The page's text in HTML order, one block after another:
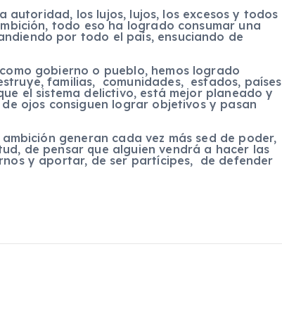
autoridad, los lujos, lujos, los excesos y todos
todo eso ha logrado consumar una
por todo el país, ensuciando de
gobierno o pueblo, hemos logrado
familias, comunidades, estados, países
el sistema delictivo, está mejor planeado y
ojos consiguen lograr objetivos y pasan
generan cada vez más sed de poder,
de pensar que alguien vendrá a hacer las
y aportar, de ser partícipes, de defender